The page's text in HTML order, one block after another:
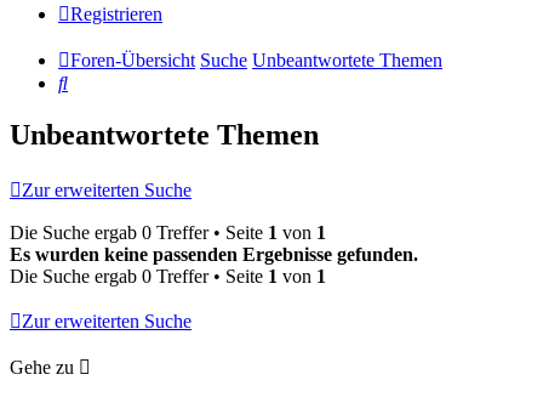
Registrieren
Foren-Übersicht Suche Unbeantwortete Themen
Suche
Unbeantwortete Themen
Zur erweiterten Suche
Die Suche ergab 0 Treffer • Seite 1 von 1
Es wurden keine passenden Ergebnisse gefunden.
Die Suche ergab 0 Treffer • Seite 1 von 1
Zur erweiterten Suche
Gehe zu